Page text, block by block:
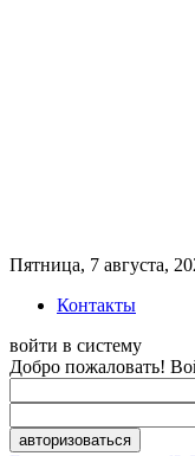
Пятница, 7 августа,
Контакты
войти в систему
Добро пожаловать!